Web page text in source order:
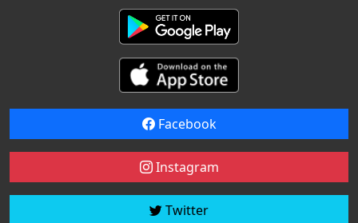
Facebook
Instagram
Twitter